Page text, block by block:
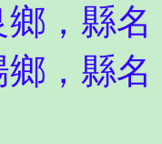
縣名
縣名，